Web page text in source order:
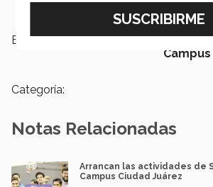
Etiquetas: Semana i,
Categoría:
Notas Relacionadas
Arrancan las actividades de
Campus Ciudad Juárez